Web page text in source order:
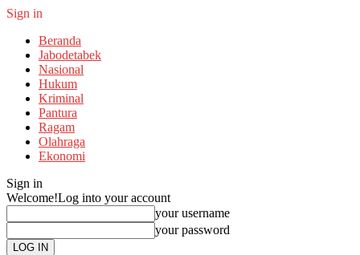
Sign in
Beranda
Jabodetabek
Nasional
Hukum
Kriminal
Pantura
Ragam
Olahraga
Ekonomi
Sign in
Welcome!Log into your account
your username
your password